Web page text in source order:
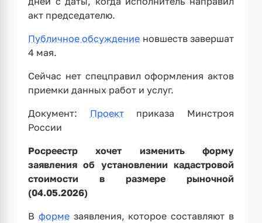
акт председателю.
Публичное обсуждение новшеств завершат
4 мая.
Сейчас нет спецправил оформления актов
приемки данных работ и услуг.
Документ: Проектприказа Минстроя
России
Росреестр хочет изменить форму
заявления об установлении кадастровой
стоимости в размере рыночной
(04.05.2026)
В формезаявления, которое составляют в